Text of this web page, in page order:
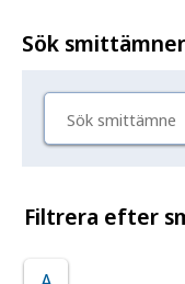
Sök
Filtrera efter